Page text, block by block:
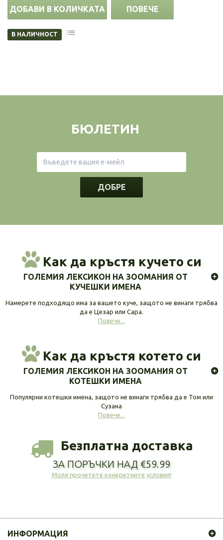
ДОБАВИ В КОЛИЧКАТА ПОВЕЧЕ
В НАЛИЧНОСТ
БЮЛЕТИН
ДОБРЕ
Как да кръстя кучето си
ГОЛЕМИЯ ЛЕКСИКОН НА ЗООМАНИЯ ОТ
КУЧЕШКИ ИМЕНА
Намерете подходящо има за вашето куче, защото не винаги трябва
да е Цезар или Сара.
Повече...
Как да кръстя котето си
ГОЛЕМИЯ ЛЕКСИКОН НА ЗООМАНИЯ ОТ
КОТЕШКИ ИМЕНА
Популярни котешки имена, защото не винаги трябва да е Том или
Сузана
Повече...
Безплатна доставка
ЗА ПОРЪЧКИ НАД €59.99
Моля прочетете конкретните условия!
ИНФОРМАЦИЯ